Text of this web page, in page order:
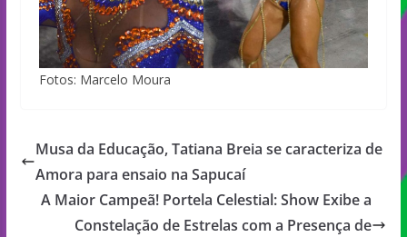
Fotos: Marcelo Moura
Musa da Educação, Tatiana Breia se caracteriza de
Amora para ensaio na Sapucaí
A Maior Campeã! Portela Celestial: Show Exibe a
Constelação de Estrelas com a Presença de